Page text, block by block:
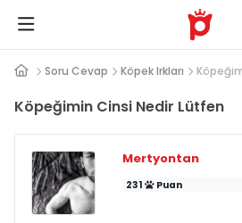
Soru Cevap Köpek Irkları
Köpeğimin Cinsi Nedir Lütfen
Mertyontan
231 Puan